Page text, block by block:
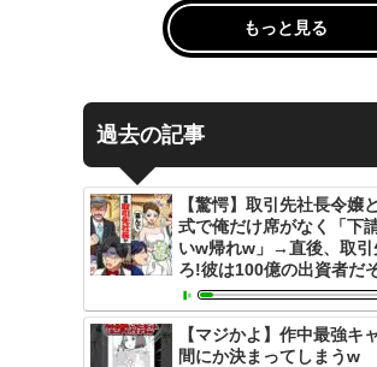
もっと見る
過去の記事
【驚愕】取引先社長令嬢
式で俺だけ席がなく「下
いw帰れw」→直後、取引
ろ!彼は100億の出資者だ
【マジかよ】作中最強キ
間にか決まってしまうw